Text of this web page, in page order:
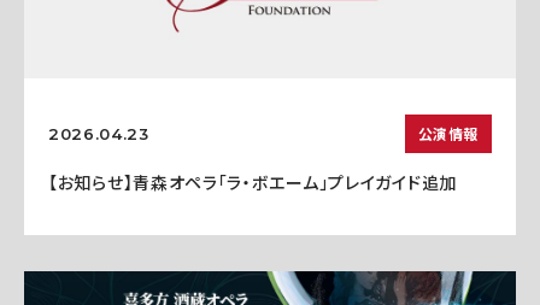
2026.04.23 公演情報
【お知らせ】青森オペラ「ラ・ボエーム」プレイガイド追加